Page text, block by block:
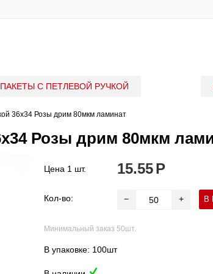
ПАКЕТЫ С ПЕТЛЕВОЙ РУЧКОЙ
36x34 Розы дрим 80мкм ламинат
Розы дрим 80мкм
Цена 1 шт. 15.55Р
Кол-во: +
− В
Минимальный заказ 50шт.
В упаковке: 100шт